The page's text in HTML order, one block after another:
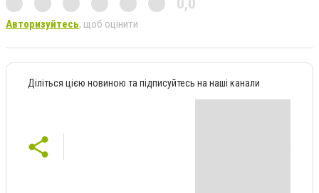
0,0
Авторизуйтесь, щоб оцінити
Діліться цією новиною та підписуйтесь на наші канали